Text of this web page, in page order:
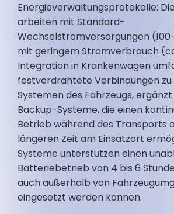
Energieverwaltungsprotokolle:
arbeiten mit Standard-
Wechselstromversorgungen
mit geringem Stromverbrauch
Integration in Krankenwagen
festverdrahtete Verbindungen
Systemen des Fahrzeugs,
Backup-Systeme, die einen
Betrieb während des Transports
längeren Zeit am Einsatzort
Systeme unterstützen einen
Batteriebetrieb von 4 bis 6
auch außerhalb von
eingesetzt werden können.